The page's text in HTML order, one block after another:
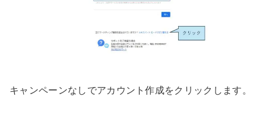
キャンペーンなしでアカウント作成をクリックします。